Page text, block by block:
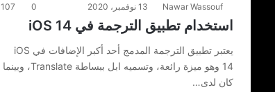
Nawar Wassouf 13 نوفمبر، 2020 0
107
استخدام تطبيق الترجمة في iOS 14
يعتبر تطبيق الترجمة المدمج أحد أكبر الإضافات في iOS
14 وهو ميزة رائعة، وتسميه ابل ببساطة Translate، وبينما
كان لدى…